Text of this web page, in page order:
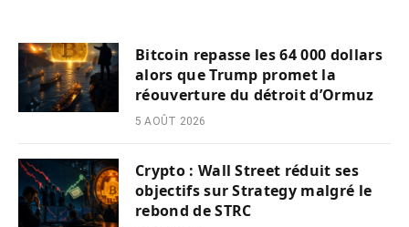
Bitcoin repasse les 64 000 dollars
alors que Trump promet la
réouverture du détroit d’Ormuz
5 AOÛT 2026
Crypto : Wall Street réduit ses
objectifs sur Strategy malgré le
rebond de STRC